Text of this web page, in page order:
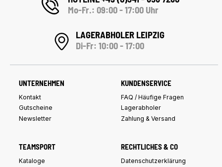
Mo-Fr.: 09:00 - 17:00 Uhr
LAGERABHOLER LEIPZIG
Di-Fr: 10:00 - 17:00
UNTERNEHMEN
Kontakt
Gutscheine
Newsletter
KUNDENSERVICE
FAQ / Häufige Fragen
Lagerabholer
Zahlung & Versand
TEAMSPORT
Kataloge
RECHTLICHES & CO
Datenschutzerklärung